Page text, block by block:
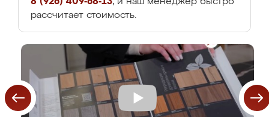
рассчитает стоимость.